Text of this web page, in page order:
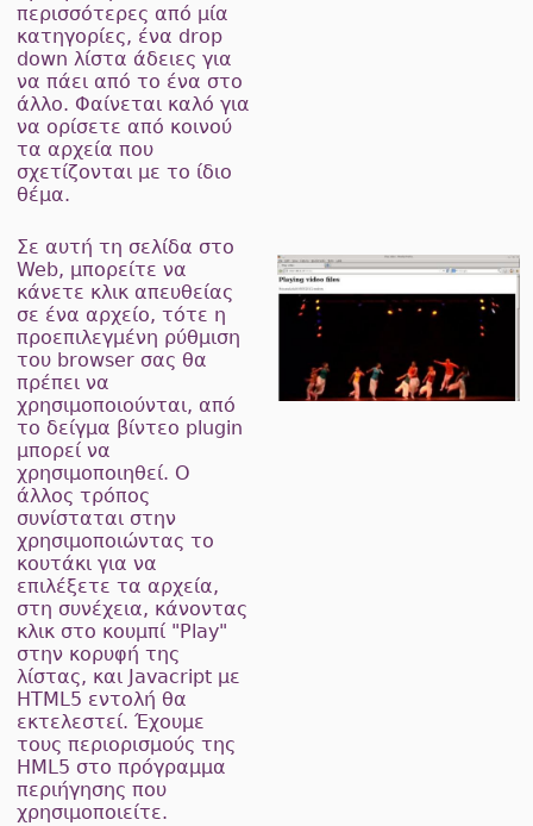
περισσότερες από μία
κατηγορίες, ένα drop
down λίστα άδειες για
να πάει από το ένα στο
άλλο. Φαίνεται καλό για
να ορίσετε από κοινού
τα αρχεία που
σχετίζονται με το ίδιο
θέμα.
Σε αυτή τη σελίδα στο
Web, μπορείτε να
κάνετε κλικ απευθείας
σε ένα αρχείο, τότε η
προεπιλεγμένη ρύθμιση
του browser σας θα
πρέπει να
χρησιμοποιούνται, από
το δείγμα βίντεο plugin
μπορεί να
χρησιμοποιηθεί. Ο
άλλος τρόπος
συνίσταται στην
χρησιμοποιώντας το
κουτάκι για να
επιλέξετε τα αρχεία,
στη συνέχεια, κάνοντας
κλικ στο κουμπί "Play"
στην κορυφή της
λίστας, και Javacript με
HTML5 εντολή θα
εκτελεστεί. Έχουμε
τους περιορισμούς της
HML5 στο πρόγραμμα
περιήγησης που
χρησιμοποιείτε.